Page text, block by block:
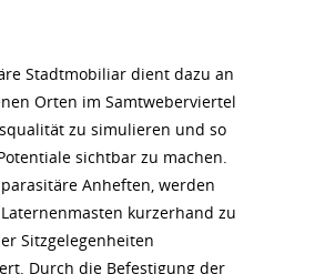
Stadtmobiliar dient dazu an
Orten im Samtweberviertel
zu simulieren und so
sichtbar zu machen.
Anheften, werden
kurzerhand zu
Sitzgelegenheiten
Durch die Befestigung der